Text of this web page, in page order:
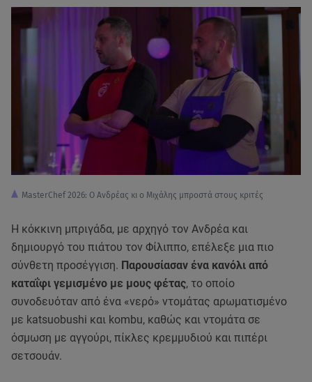
MasterChef 2026: Ο Ανδρέας κι ο Μιχάλης μπροστά στους κριτές
Η κόκκινη μπριγάδα, με αρχηγό τον Ανδρέα και
δημιουργό του πιάτου τον Φίλιππο, επέλεξε μια πιο
σύνθετη προσέγγιση. Παρουσίασαν ένα κανόλι από
καταΐφι γεμισμένο με μους φέτας, το οποίο
συνοδευόταν από ένα «νερό» ντομάτας αρωματισμένο
με katsuobushi και kombu, καθώς και ντομάτα σε
όσμωση με αγγούρι, πίκλες κρεμμυδιού και πιπέρι
σετσουάν.